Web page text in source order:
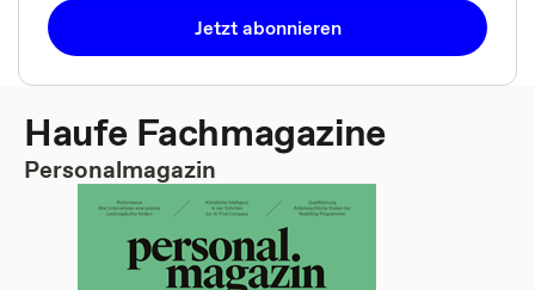
Jetzt abonnieren
Haufe Fachmagazine
Personalmagazin